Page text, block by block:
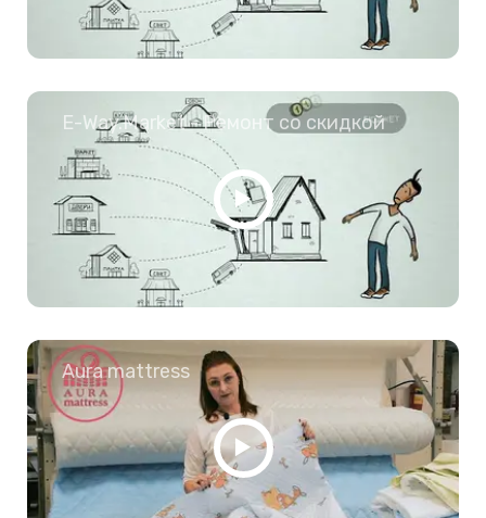
E-Way.Market - Ремонт со скидкой
Aura mattress